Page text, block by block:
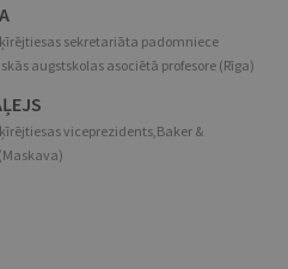
sekretariāta padomniece
augstskolas asociētā profesore (Rīga)
viceprezidents,Baker &